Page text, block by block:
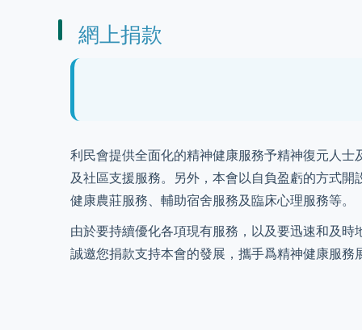
網上捐款
利民會提供全面化的精神健康服務予精神復元人
及社區支援服務。另外，本會以自負盈虧的方式開
健康農莊服務、輔助宿舍服務及臨床心理服務等。
由於要持續優化各項現有服務，以及要迅速和及時
誠邀您捐款支持本會的發展，攜手爲精神健康服務